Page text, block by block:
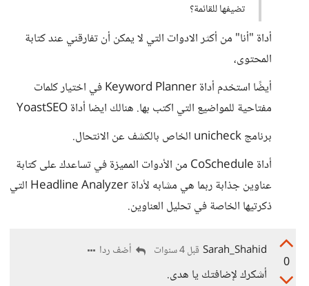
تضيفها للقائمة؟
أداة "أنا" من أكثر الادوات التي لا يمكن أن تفارقني عند كتابة
المحتوى،
أيضًا استخدم أداة Keyword Planner في اختيار كلمات
مفتاحية للمواضيع التي اكتب بها. هنالك ايضا أداة YoastSEO
برنامج unicheck الخاص بالكشف عن الانتحال.
أداة CoSchedule من الأدوات المميزة في تساعدك على كتابة
عناوين جذابة ربما هي مشابه لأداة Headline Analyzer التي
ذكرتيها الخاصة في تحليل العناوين.
0
Sarah_Shahid قبل 4 سنوات أضف ردا
أشكرك لإضافتك يا هدى.